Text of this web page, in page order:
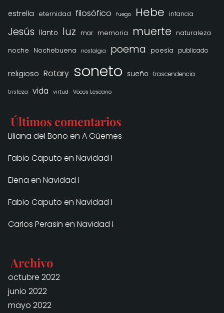
estrella eternidad filosófico fuego Hebe infancia
Jesús llanto luz mar memoria muerte naturaleza
noche Nochebuena nostalgia poema poesía publicado
religioso Rotary soneto sueño trascendencia
tristeza vida virtud Vocos Lescano
Últimos comentarios
Liliana del Bono en A Güemes
Fabio Caputo en Navidad I
Elena en Navidad I
Fabio Caputo en Navidad I
Carlos Perasin en Navidad I
Archivo
octubre 2022
junio 2022
mayo 2022